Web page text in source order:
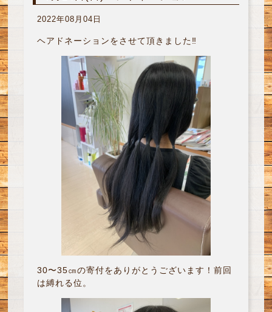
2022年08月04日
ヘアドネーションをさせて頂きました‼︎
30〜35㎝の寄付をありがとうございます！前回
は縛れる位。